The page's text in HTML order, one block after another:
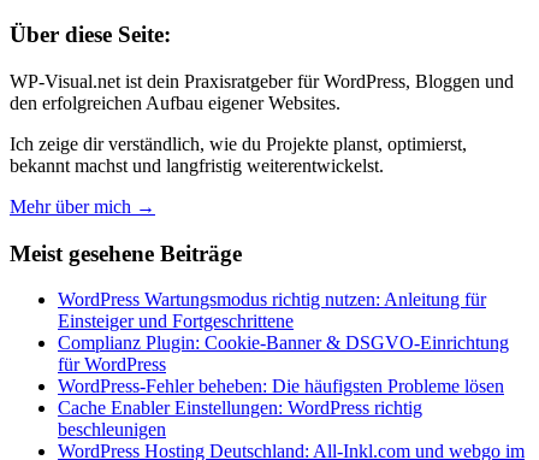
Über diese Seite:
WP-Visual.net ist dein Praxisratgeber für WordPress, Bloggen und
den erfolgreichen Aufbau eigener Websites.
Ich zeige dir verständlich, wie du Projekte planst, optimierst,
bekannt machst und langfristig weiterentwickelst.
Mehr über mich →
Meist gesehene Beiträge
WordPress Wartungsmodus richtig nutzen: Anleitung für
Einsteiger und Fortgeschrittene
Complianz Plugin: Cookie-Banner & DSGVO-Einrichtung
für WordPress
WordPress-Fehler beheben: Die häufigsten Probleme lösen
Cache Enabler Einstellungen: WordPress richtig
beschleunigen
WordPress Hosting Deutschland: All-Inkl.com und webgo im